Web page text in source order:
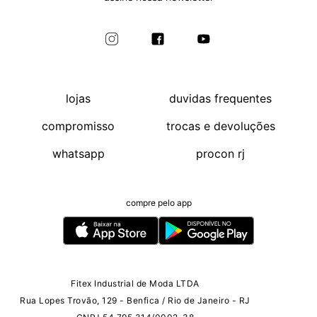
lojas
compromisso
whatsapp
duvidas frequentes
trocas e devoluções
procon rj
compre pelo app
Fitex Industrial de Moda LTDA
Rua Lopes Trovão, 129 - Benfica / Rio de Janeiro - RJ